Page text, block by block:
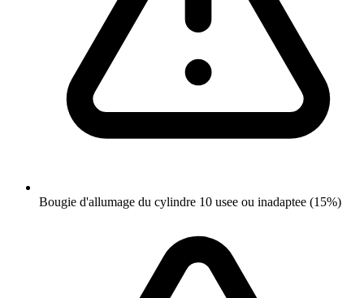
Bougie d'allumage du cylindre 10 usee ou inadaptee (15%)